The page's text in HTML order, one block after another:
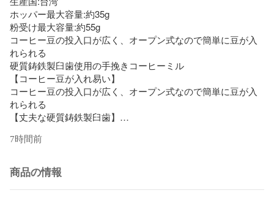
ホッパー最大容量:約35g
粉受け最大容量:約55g
コーヒー豆の投入口が広く、オープン式なので簡単に豆が入
れられる
硬質鋳鉄製臼歯使用の手挽きコーヒーミル
【コーヒー豆が入れ易い】
コーヒー豆の投入口が広く、オープン式なので簡単に豆が入
れられる
【丈夫な硬質鋳鉄製臼歯】
【粉受けはねじ込み式】
粉受けには約50g入る
【お好みに合った、コーヒー豆の挽き方が選べる】
挽き目の調整ができ、お好みに合ったコーヒー豆の挽き方が
7時間前
商品の情報